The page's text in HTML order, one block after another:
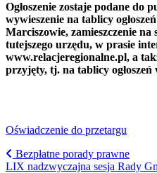
Ogłoszenie zostaje podane do
wywieszenie na tablicy
Marciszowie, zamieszczenie
tutejszego urzędu, w prasie
www.relacjeregionalne.pl, a
przyjęty, tj. na tablicy ogłoszeń
Oświadczenie do przetargu
Bezpłatne porady prawne
LIX nadzwyczajna sesja Rady